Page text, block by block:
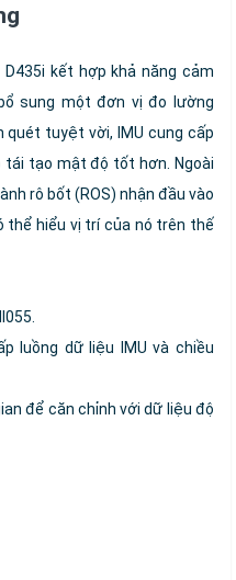
kết hợp khả năng cảm
sung một đơn vị đo lường
quét tuyệt vời, IMU cung cấp
tái tạo mật độ tốt hơn. Ngoài
rô bốt (ROS) nhận đầu vào
thể hiểu vị trí của nó trên thế
luồng dữ liệu IMU và chiều
để căn chỉnh với dữ liệu độ